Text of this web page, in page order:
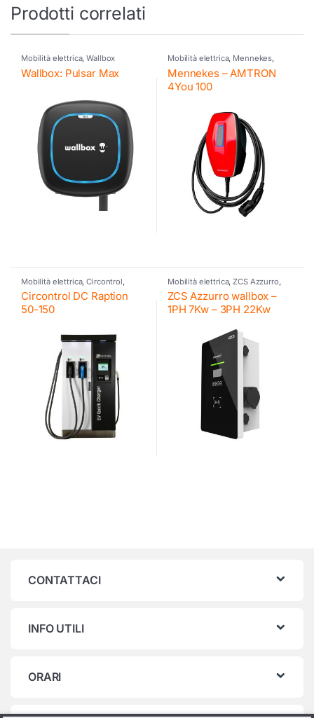
Prodotti correlati
Mobilità elettrica,Wallbox
Wallbox: Pulsar Max
Mobilità elettrica, Mennekes,
Mennekes – AMTRON
4You 100
Mobilità elettrica,Circontrol
Colonnine di ricarica
Circontrol DC Raption
50-150
Mobilità elettrica,ZCS Azzurro
ZCS Azzurro wallbox –
1PH 7Kw – 3PH 22Kw
CONTATTACI
INFO UTILI
ORARI